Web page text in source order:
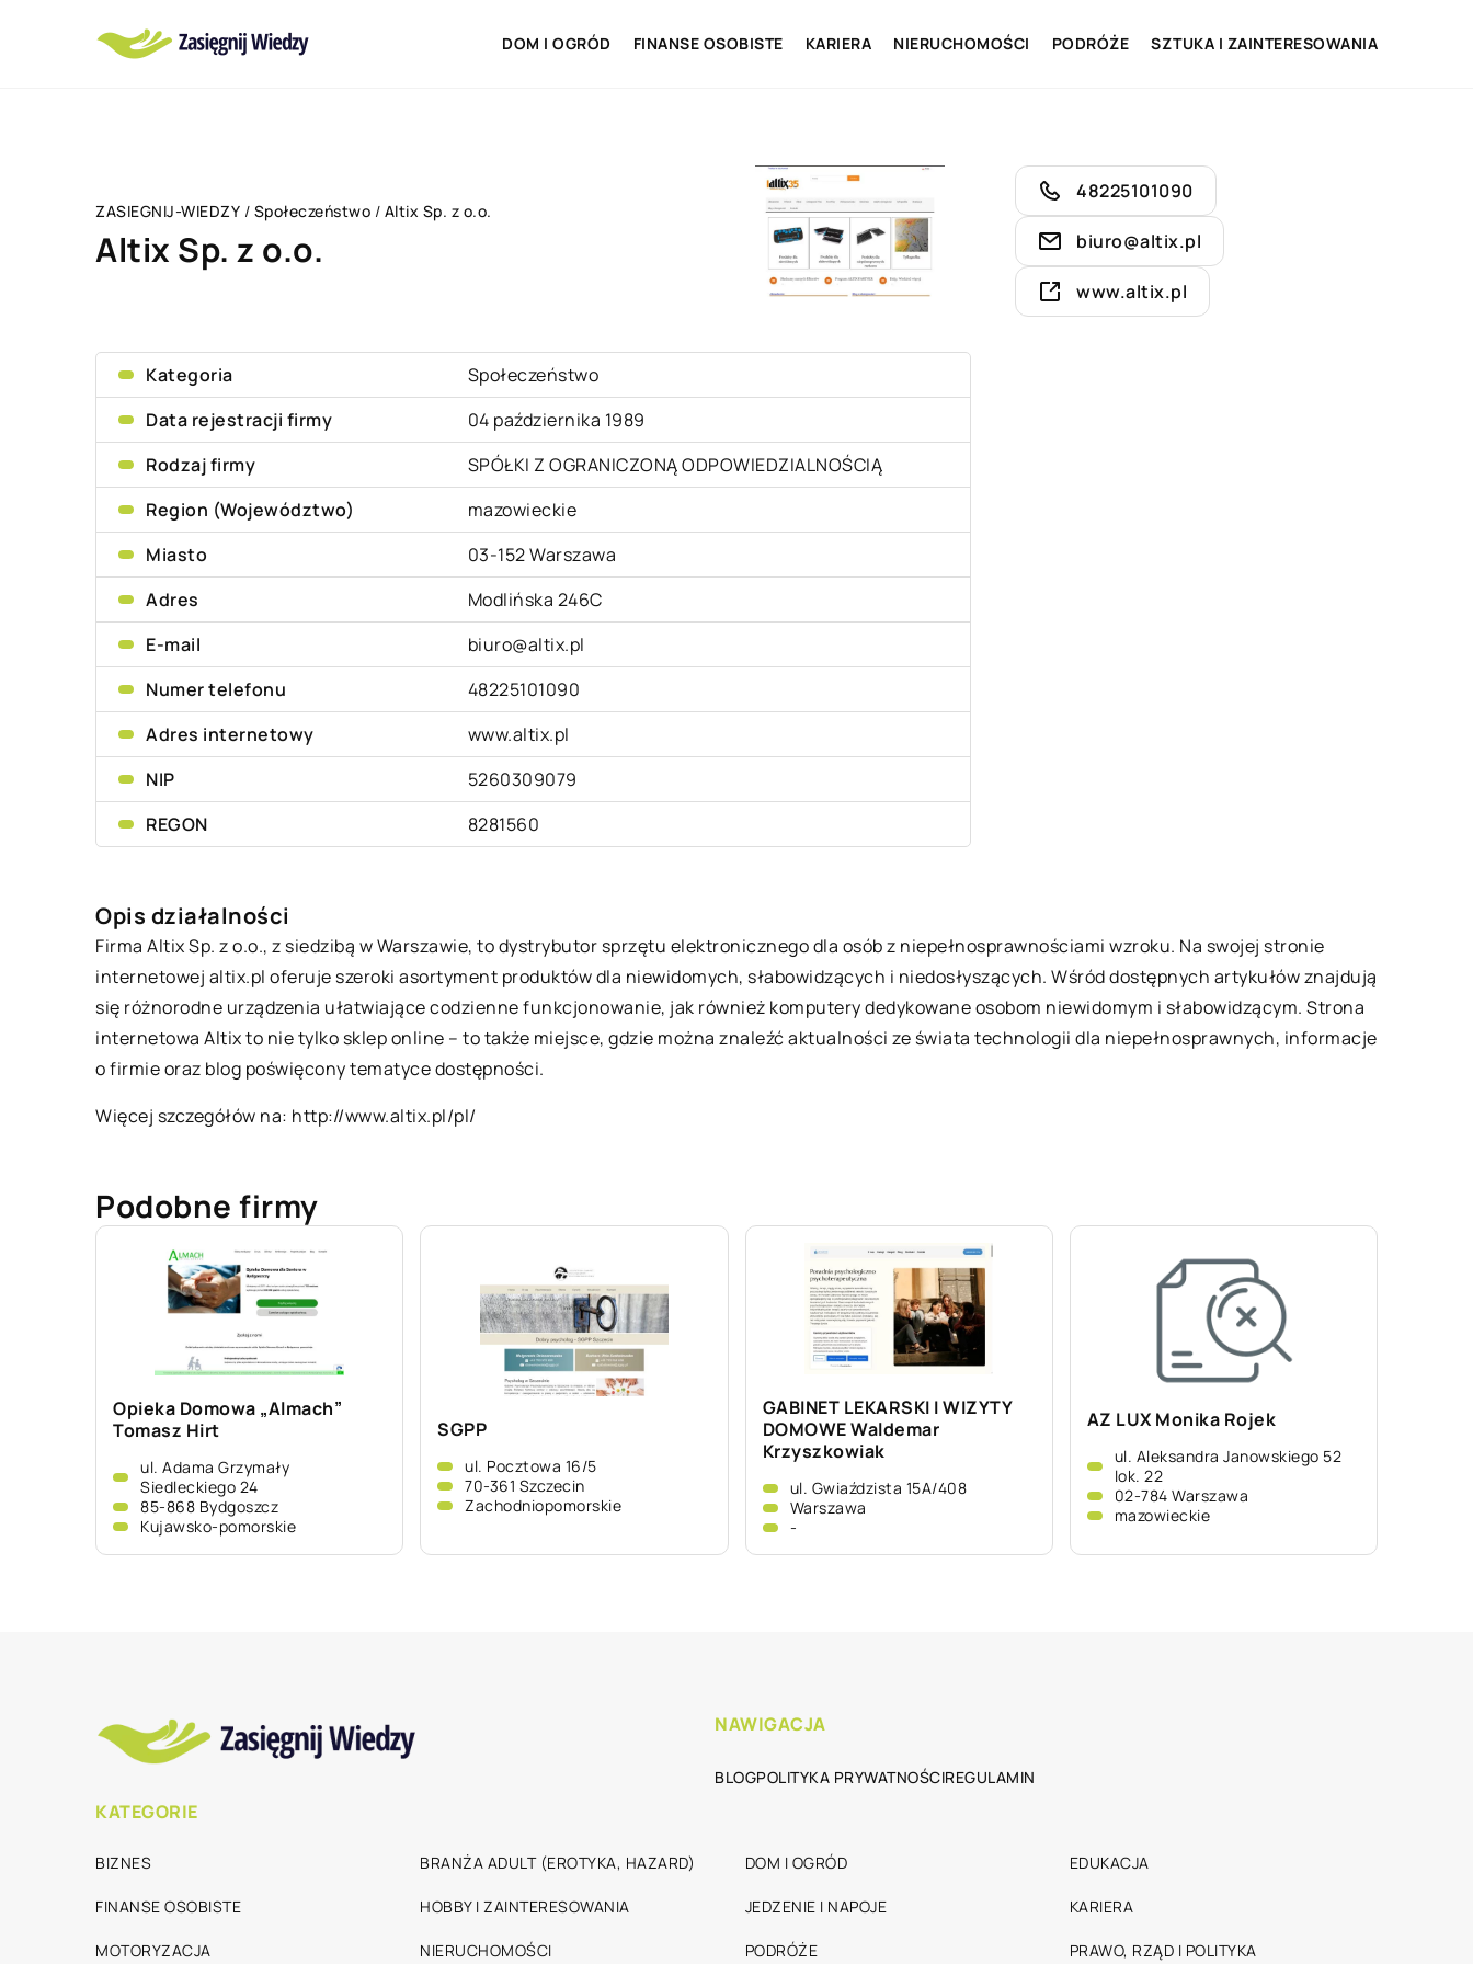
DOM I OGRÓD FINANSE OSOBISTE KARIERA NIERUCHOMOŚCI PODRÓŻE SZTUKA I ZAINTERESOWANIA
ZASIEGNIJ-WIEDZY / Społeczeństwo / Altix Sp. z o.o.
Altix Sp. z o.o.
Kategoria
Społeczeństwo
Data rejestracji firmy
04 października 1989
Rodzaj firmy
SPÓŁKI Z OGRANICZONĄ ODPOWIEDZIALNOŚCIĄ
Region (Województwo)
mazowieckie
Miasto
03-152 Warszawa
Adres
Modlińska 246C
E-mail
biuro@altix.pl
Numer telefonu
48225101090
Adres internetowy
www.altix.pl
NIP
5260309079
REGON
8281560
48225101090
biuro@altix.pl
www.altix.pl
Opis działalności
Firma Altix Sp. z o.o., z siedzibą w Warszawie, to dystrybutor sprzętu elektronicznego dla osób z niepełnosprawnościami wzroku. Na swojej stronie
internetowej altix.pl oferuje szeroki asortyment produktów dla niewidomych, słabowidzących i niedosłyszących. Wśród dostępnych artykułów znajdują
się różnorodne urządzenia ułatwiające codzienne funkcjonowanie, jak również komputery dedykowane osobom niewidomym i słabowidzącym. Strona
internetowa Altix to nie tylko sklep online – to także miejsce, gdzie można znaleźć aktualności ze świata technologii dla niepełnosprawnych, informacje
o firmie oraz blog poświęcony tematyce dostępności.
Więcej szczegółów na: http://www.altix.pl/pl/
Podobne firmy
Opieka Domowa „Almach”
Tomasz Hirt
ul. Adama Grzymały
Siedleckiego 24
85-868 Bydgoszcz
Kujawsko-pomorskie
SGPP
ul. Pocztowa 16/5
70-361 Szczecin
Zachodniopomorskie
GABINET LEKARSKI I WIZYTY
DOMOWE Waldemar
Krzyszkowiak
ul. Gwiaździsta 15A/408
Warszawa
-
AZ LUX Monika Rojek
ul. Aleksandra Janowskiego 52
lok. 22
02-784 Warszawa
mazowieckie
NAWIGACJA
BLOGPOLITYKA PRYWATNOŚCIREGULAMIN
KATEGORIE
BIZNES BRANŻA ADULT (EROTYKA, HAZARD) DOM I OGRÓD EDUKACJA
FINANSE OSOBISTE HOBBY I ZAINTERESOWANIA JEDZENIE I NAPOJE KARIERA
MOTORYZACJA NIERUCHOMOŚCI PODRÓŻE PRAWO, RZĄD I POLITYKA